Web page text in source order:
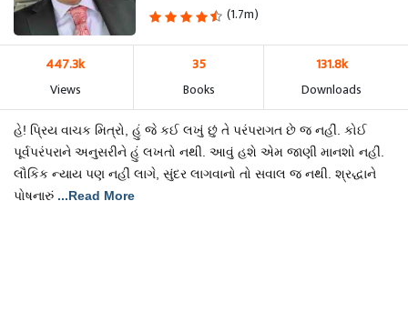
(1.7m)
447.3k
Views
35
Books
131.8k
Downloads
હે! પ્રિય વાચક મિત્રો, હું જે કઈ લખું છું તે પરંપરાગત છે જ નહીં. કોઈ
પૂર્વપરંપરાને અનુસરીને હું લખતો નથી. આવું હશે એમ જાણી માનશો નહીં.
લૌકિક ન્યાય પણ નહીં લાગે, સુંદર લાગવાનો તો સવાલ જ નથી. શ્રદ્ધાને
પોષનારું ...Read More